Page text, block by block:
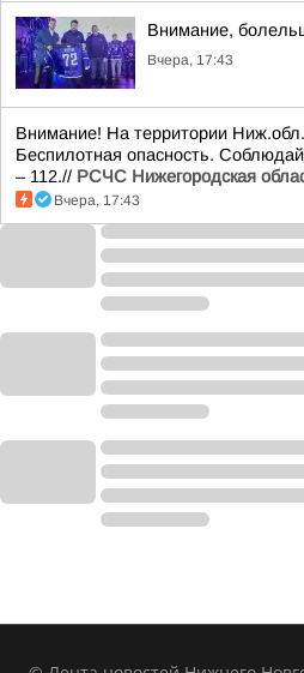
Внимание,
Вчера, 17:43
Внимание! На территории
Беспилотная опасность.
– 112.// РСЧС Нижегородская
Вчера, 17:43